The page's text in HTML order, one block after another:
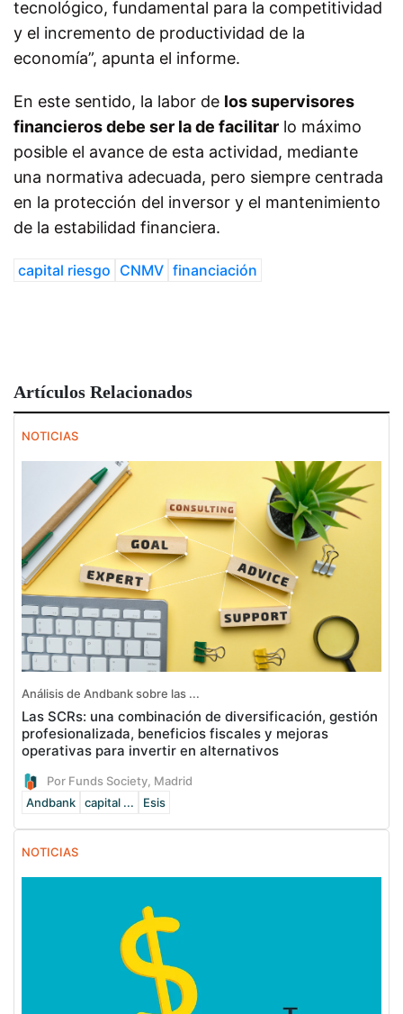
tecnológico, fundamental para la competitividad
y el incremento de productividad de la
economía”, apunta el informe.
En este sentido, la labor de los supervisores
financieros debe ser la de facilitar lo máximo
posible el avance de esta actividad, mediante
una normativa adecuada, pero siempre centrada
en la protección del inversor y el mantenimiento
de la estabilidad financiera.
capital riesgo CNMV financiación
Artículos Relacionados
NOTICIAS
Análisis de Andbank sobre las ...
Las SCRs: una combinación de diversificación, gestión
profesionalizada, beneficios fiscales y mejoras
operativas para invertir en alternativos
Por Funds Society, Madrid
Andbank
capital ... Esis
NOTICIAS